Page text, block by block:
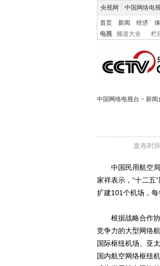
央视网 中国网络电
首页 新闻 经济
电视
频道大全 栏
中国网络电视台 > 新闻
发布时
中国民用航空局
家祥表示，“十二五
扩建101个机场，每
根据战略合作协
竞争力的大型网络
国际枢纽机场、亚
国内航空网络枢纽